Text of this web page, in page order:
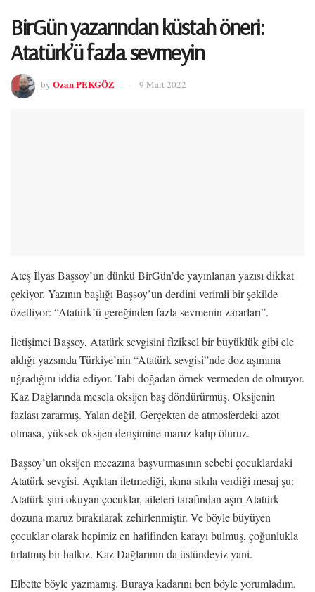
BirGün yazarından küstah öneri:
Atatürk’ü fazla sevmeyin
by Ozan PEKGÖZ 9 Mart 2022
Ateş İlyas Başsoy’un dünkü BirGün’de yayınlanan yazısı dikkat
çekiyor. Yazının başlığı Başsoy’un derdini verimli bir şekilde
özetliyor: “Atatürk’ü gereğinden fazla sevmenin zararları”.
İletişimci Başsoy, Atatürk sevgisini fiziksel bir büyüklük gibi ele
aldığı yazsında Türkiye’nin “Atatürk sevgisi”nde doz aşımına
uğradığını iddia ediyor. Tabi doğadan örnek vermeden de olmuyor.
Kaz Dağlarında mesela oksijen baş döndürürmüş. Oksijenin
fazlası zararmış. Yalan değil. Gerçekten de atmosferdeki azot
olmasa, yüksek oksijen derişimine maruz kalıp ölürüz.
Başsoy’un oksijen mecazına başvurmasının sebebi çocuklardaki
Atatürk sevgisi. Açıktan iletmediği, ıkına sıkıla verdiği mesaj şu:
Atatürk şiiri okuyan çocuklar, aileleri tarafından aşırı Atatürk
dozuna maruz bırakılarak zehirlenmiştir. Ve böyle büyüyen
çocuklar olarak hepimiz en hafifinden kafayı bulmuş, çoğunlukla
tırlatmış bir halkız. Kaz Dağlarının da üstündeyiz yani.
Elbette böyle yazmamış. Buraya kadarını ben böyle yorumladım.